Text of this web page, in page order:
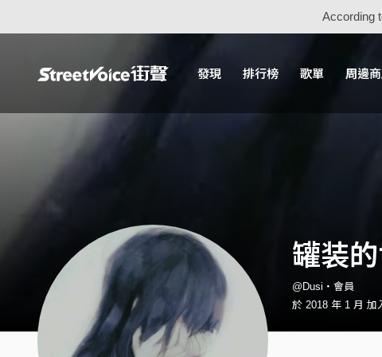
According
發現 排行榜 歌單 周邊
罐装
@Dusi・會員
於 2018 年 1 月 加